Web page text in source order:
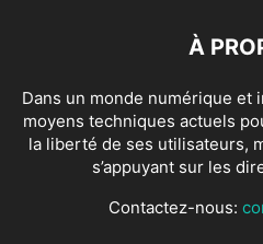
À
Dans un monde numérique et
moyens techniques actuels
la liberté de ses utilisateurs,
s’appuyant sur les
Contactez-nous: